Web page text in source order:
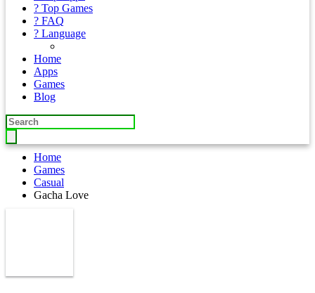
? Top Games
? FAQ
? Language
Home
Apps
Games
Blog
Home
Games
Casual
Gacha Love